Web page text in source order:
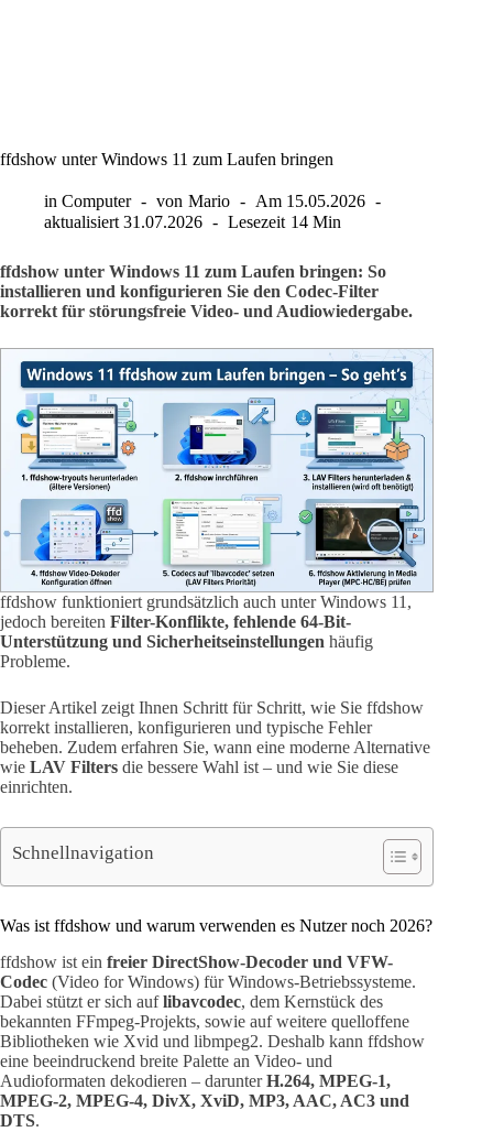
ffdshow unter Windows 11 zum Laufen bringen
in Computer von Mario Am 15.05.2026
aktualisiert 31.07.2026 Lesezeit 14 Min
ffdshow unter Windows 11 zum Laufen bringen: So
installieren und konfigurieren Sie den Codec-Filter
korrekt für störungsfreie Video- und Audiowiedergabe.
ffdshow funktioniert grundsätzlich auch unter Windows 11,
jedoch bereiten Filter-Konflikte, fehlende 64-Bit-
Unterstützung und Sicherheitseinstellungen häufig
Probleme.
Dieser Artikel zeigt Ihnen Schritt für Schritt, wie Sie ffdshow
korrekt installieren, konfigurieren und typische Fehler
beheben. Zudem erfahren Sie, wann eine moderne Alternative
wie LAV Filters die bessere Wahl ist – und wie Sie diese
einrichten.
Schnellnavigation
Was ist ffdshow und warum verwenden es Nutzer noch 2026?
ffdshow ist ein freier DirectShow-Decoder und VFW-
Codec (Video for Windows) für Windows-Betriebssysteme.
Dabei stützt er sich auflibavcodec, dem Kernstück des
bekannten FFmpeg-Projekts, sowie auf weitere quelloffene
Bibliotheken wie Xvid und libmpeg2. Deshalb kann ffdshow
eine beeindruckend breite Palette an Video- und
Audioformaten dekodieren – darunterH.264, MPEG-1,
MPEG-2, MPEG-4, DivX, XviD, MP3, AAC, AC3 und
DTS.